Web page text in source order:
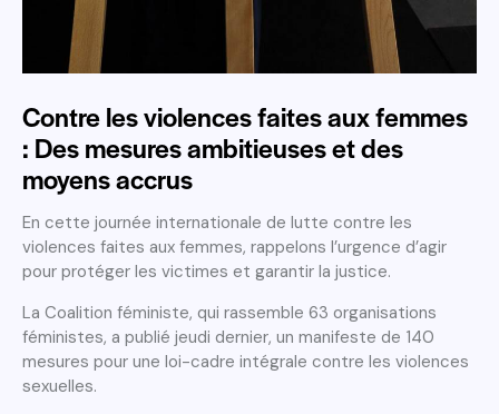
Contre les violences faites aux femmes
: Des mesures ambitieuses et des
moyens accrus
En cette journée internationale de lutte contre les
violences faites aux femmes, rappelons l’urgence d’agir
pour protéger les victimes et garantir la justice.
La Coalition féministe, qui rassemble 63 organisations
féministes, a publié jeudi dernier, un manifeste de 140
mesures pour une loi-cadre intégrale contre les violences
sexuelles.